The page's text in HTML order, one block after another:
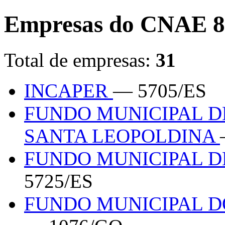
Empresas do CNAE
Total de empresas: 31
INCAPER— 5705/ES
FUNDO MUNICIPAL
SANTA LEOPOLDINA
FUNDO MUNICIPAL
5725/ES
FUNDO MUNICIPAL